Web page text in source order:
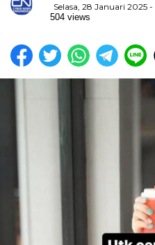
Selasa, 28 Januari 2025 -
504 views